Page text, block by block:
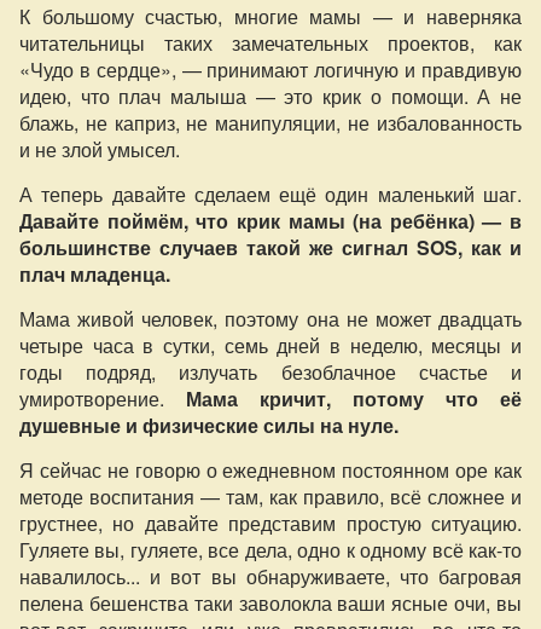
К большому счастью, многие мамы — и наверняка
читательницы таких замечательных проектов, как
«Чудо в сердце», — принимают логичную и правдивую
идею, что плач малыша — это крик о помощи. А не
блажь, не каприз, не манипуляции, не избалованность
и не злой умысел.
А теперь давайте сделаем ещё один маленький шаг.
Давайте поймём, что крик мамы (на ребёнка) — в
большинстве случаев такой же сигнал SOS, как и
плач младенца.
Мама живой человек, поэтому она не может двадцать
четыре часа в сутки, семь дней в неделю, месяцы и
годы подряд, излучать безоблачное счастье и
умиротворение. Мама кричит, потому что её
душевные и физические силы на нуле.
Я сейчас не говорю о ежедневном постоянном оре как
методе воспитания — там, как правило, всё сложнее и
грустнее, но давайте представим простую ситуацию.
Гуляете вы, гуляете, все дела, одно к одному всё как-то
навалилось... и вот вы обнаруживаете, что багровая
пелена бешенства таки заволокла ваши ясные очи, вы